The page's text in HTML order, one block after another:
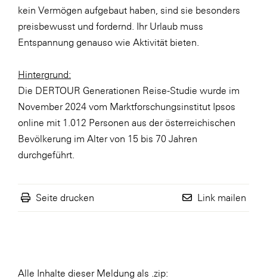
kein Vermögen aufgebaut haben, sind sie besonders
preisbewusst und fordernd. Ihr Urlaub muss
Entspannung genauso wie Aktivität bieten.
Hintergrund:
Die DERTOUR Generationen Reise-Studie wurde im
November 2024 vom Marktforschungsinstitut Ipsos
online mit 1.012 Personen aus der österreichischen
Bevölkerung im Alter von 15 bis 70 Jahren
durchgeführt.
Seite drucken Link mailen
Alle Inhalte dieser Meldung als .zip: